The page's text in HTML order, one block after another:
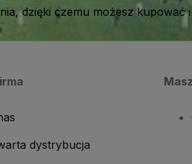
dzięki czemu możesz
dystrybucja